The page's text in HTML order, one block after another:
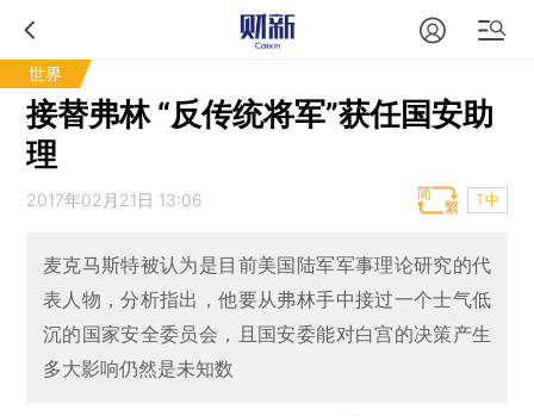
世界
接替弗林 “反传统将军”获任国安助
理
2017年02月21日 13:06 T中
麦克马斯特被认为是目前美国陆军军事理论研究的代
表人物，分析指出，他要从弗林手中接过一个士气低
沉的国家安全委员会，且国安委能对白宫的决策产生
多大影响仍然是未知数